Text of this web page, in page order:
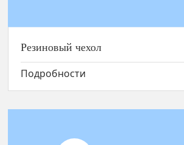
Резиновый чехол
Подробности